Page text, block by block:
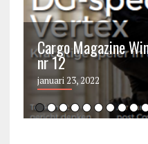
Cargo Magazine
nr 12
januari 23, 2022